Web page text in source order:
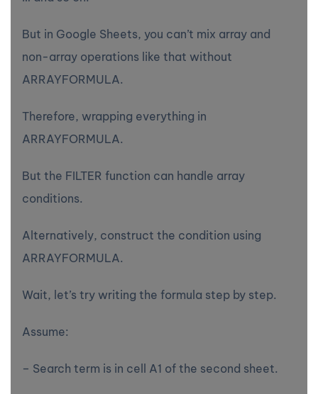
But in Google Sheets, you can’t mix array and
non-array operations like that without
ARRAYFORMULA.
Therefore, wrapping everything in
ARRAYFORMULA.
But the FILTER function can handle array
conditions.
Alternatively, construct the condition using
ARRAYFORMULA.
Wait, let’s try writing the formula step by step.
Assume:
– Search term is in cell A1 of the second sheet.